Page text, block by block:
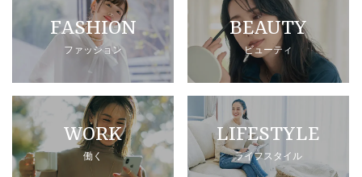
FASHION
ファッション
BEAUTY
ビューティ
WORK
働く
LIFESTYLE
ライフスタイル